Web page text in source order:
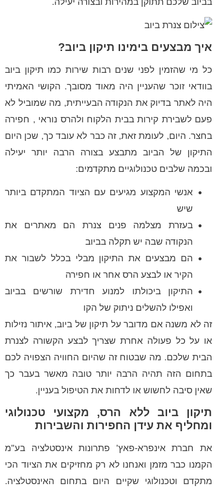
איך מבצעים בימינו תיקון ביוב?
כל מי שהזמין לפני שנים רבות שירות כמו תיקון ביוב
בוודאי זוכר שהעניין היה מאוד מסובך. הקושי האמיתי
היה לאתר בדיוק את הנקודה הבעייתית, מה שמוביל לא
פעם לשבירת קירות בבית הלקוח ולהרס נוראי , חפירה
בחצר. היום, לעומת זאת, זה כבר לא עובד כך, שכן היום
התיקון של הביוב מתבצע בצורה הרבה יותר יעילה
ובכמה שלבים טכנולוגיים מתקדמים:
אנשי המקצוע מגיעים עם הציוד המתקדם ביותר
שיש
בעזרת מצלמה פנים צנרת הם מאתרים את
הנקודה שבה יש תקלה בביוב
הם מבצעים את התיקון מבלי בכלל לשבור את
הקיר או לבצע הרס אחר או חפירה
התיקון ביכולתו למנוע חדירת שורשים בביוב
ואפילו להשלים ניתוק של הקו
זה לא משנה אם מדובר על תיקון של ביוב, איתור נזילות
או על כל פעולה אחרת שצריך לבצע הקשורה לצנרת
הבית שלכם. מה שבטוח זה שהיום החוויה הצפויה לכם
בתחום הזה תהיה הרבה יותר טובה מאשר בעבר כך
שאין סיבה לחשוש או לדחות את הטיפול בעניין.
תיקון ביוב ללא הרס, מקצועי טכנולוגי
ומחליף את עידן החפירות והשבירות
את חברת אינפרא-פאץ' פתרונות אינסטלציה בע"מ
הקמנו כבר מזמן ואנחנו לא רק מחזיקים את הציוד הכי
מתקדם וטכנולוגי שקיים היום בתחום האינסטלציה.